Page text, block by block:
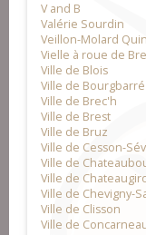
V and B
Valérie Sourdin
Veillon-Molard
Vielle à roue de
Ville de Blois
Ville de Bourgbarré
Ville de Brec'h
Ville de Brest
Ville de Bruz
Ville de Cesson-
Ville de
Ville de
Ville de Chevigny-
Ville de Clisson
Ville de